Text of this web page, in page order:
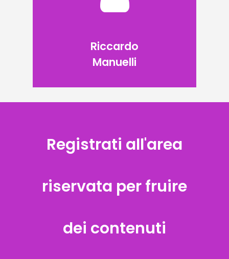
Riccardo
Manuelli
Registrati all'area
riservata per fruire
dei contenuti